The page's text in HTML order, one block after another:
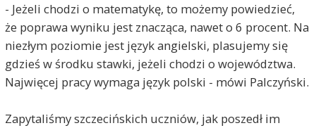
- Jeżeli chodzi o matematykę, to możemy powiedzieć,
że poprawa wyniku jest znacząca, nawet o 6 procent. Na
niezłym poziomie jest język angielski, plasujemy się
gdzieś w środku stawki, jeżeli chodzi o województwa.
Najwięcej pracy wymaga język polski - mówi Palczyński.
Zapytaliśmy szczecińskich uczniów, jak poszedł im